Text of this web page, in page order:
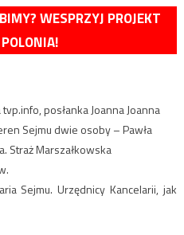
WESPRZYJ PROJEKT
posłanka Joanna Joanna
Sejmu dwie osoby – Pawła
Straż Marszałkowska
Sejmu. Urzędnicy Kancelarii, jak